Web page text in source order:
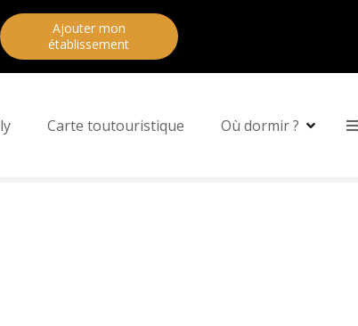
Ajouter mon
établissement
Carte toutouristique Où dormir ?